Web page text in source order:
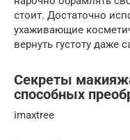
стоит. Достаточно
ухаживающие
вернуть густоту
Секреты
способных
imaxtree